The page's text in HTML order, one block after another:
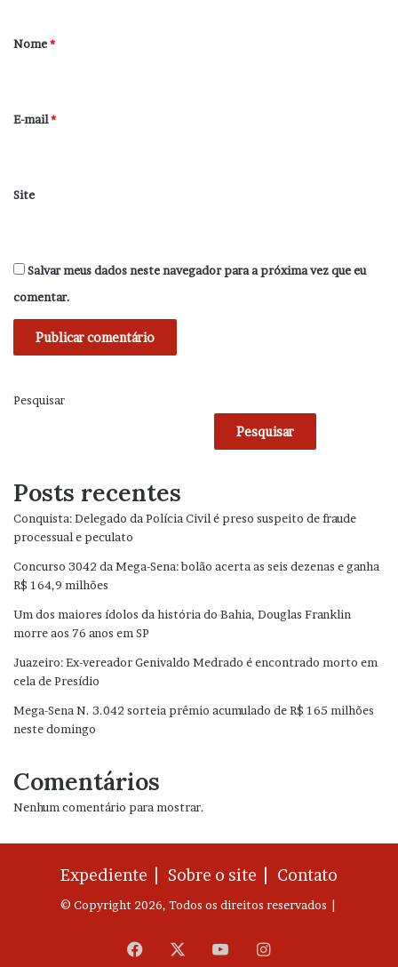
r
*
Nome*
E-mail*
Site
Salvar meus dados neste navegador para a próxima vez que eu
comentar.
Pesquisar
Pesquisar
Posts recentes
Conquista: Delegado da Polícia Civil é preso suspeito de fraude
processual e peculato
Concurso 3042 da Mega-Sena: bolão acerta as seis dezenas e ganha
R$ 164,9 milhões
Um dos maiores ídolos da história do Bahia, Douglas Franklin
morre aos 76 anos em SP
Juazeiro: Ex-vereador Genivaldo Medrado é encontrado morto em
cela de Presídio
Mega-Sena N. 3.042 sorteia prêmio acumulado de R$ 165 milhões
neste domingo
Comentários
Nenhum comentário para mostrar.
Expediente | Sobre o site | Contato
© Copyright 2026, Todos os direitos reservados |
Facebook YouTubeInstagram